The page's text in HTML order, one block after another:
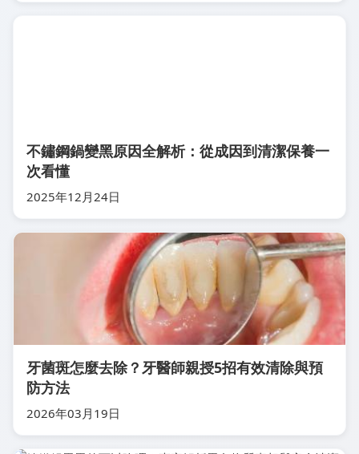
不鏽鋼鍋變黑原因全解析：從成因到清潔保養一
次看懂
2025年12月24日
牙菌斑怎麼去除？牙醫師親授5招有效清除與預
防方法
2026年03月19日